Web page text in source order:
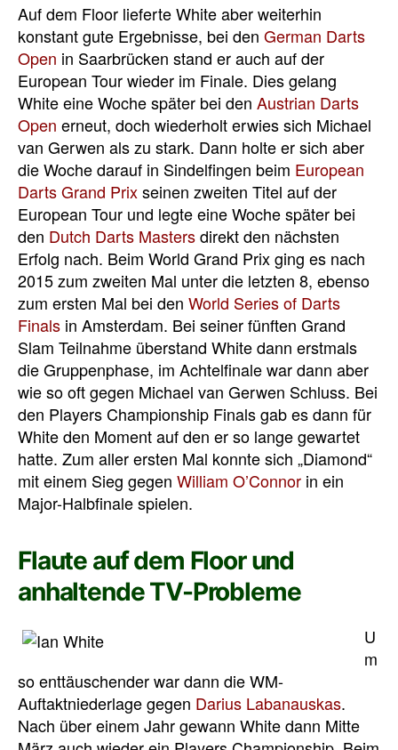
Auf dem Floor lieferte White aber weiterhin
konstant gute Ergebnisse, bei den German Darts
Open in Saarbrücken stand er auch auf der
European Tour wieder im Finale. Dies gelang
White eine Woche später bei den Austrian Darts
Open erneut, doch wiederholt erwies sich Michael
van Gerwen als zu stark. Dann holte er sich aber
die Woche darauf in Sindelfingen beim European
Darts Grand Prixseinen zweiten Titel auf der
European Tour und legte eine Woche später bei
den Dutch Darts Mastersdirekt den nächsten
Erfolg nach. Beim World Grand Prix ging es nach
2015 zum zweiten Mal unter die letzten 8, ebenso
zum ersten Mal bei den World Series of Darts
Finals in Amsterdam. Bei seiner fünften Grand
Slam Teilnahme überstand White dann erstmals
die Gruppenphase, im Achtelfinale war dann aber
wie so oft gegen Michael van Gerwen Schluss. Bei
den Players Championship Finals gab es dann für
White den Moment auf den er so lange gewartet
hatte. Zum aller ersten Mal konnte sich „Diamond“
mit einem Sieg gegen William O’Connor in ein
Major-Halbfinale spielen.
Flaute auf dem Floor und
anhaltende TV-Probleme
U
m
so enttäuschender war dann die WM-
Auftaktniederlage gegen Darius Labanauskas.
Nach über einem Jahr gewann White dann Mitte